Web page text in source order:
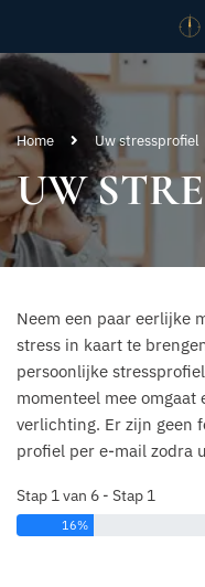
Home Uw stressprofiel
UW
Neem een paar eerlijke
stress in kaart te
persoonlijke
momenteel mee
verlichting. Er zijn geen
profiel per e-mail zodra
Stap 1 van 6 - Stap 1
16%